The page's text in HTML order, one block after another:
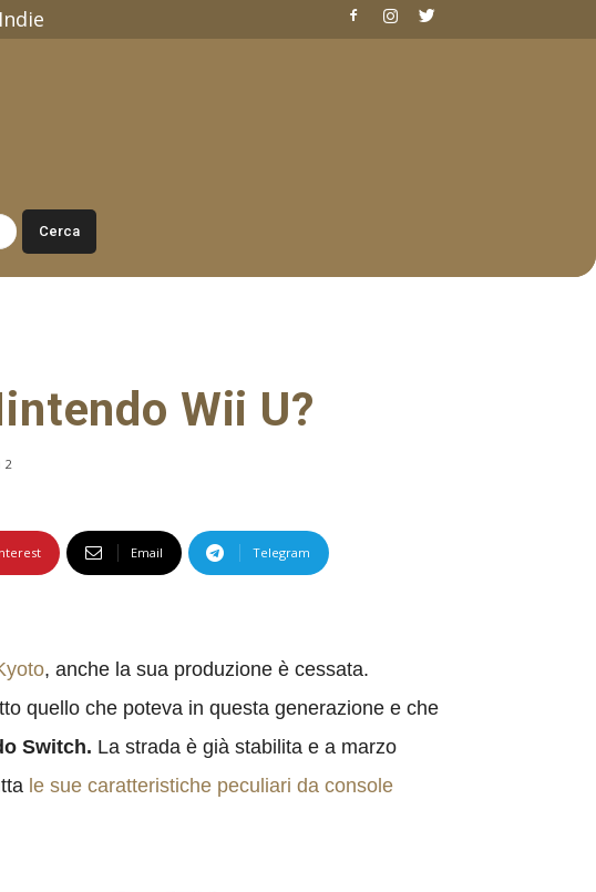
Indie
Wii U?
2
Email Telegram
, anche la sua produzione è cessata.
quello che poteva in questa generazione e che
Switch. La strada è già stabilita e a marzo
le sue caratteristiche peculiari da console